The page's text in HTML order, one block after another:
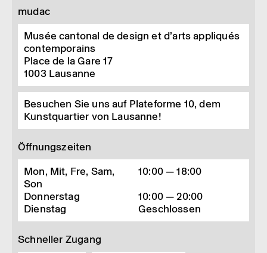
mudac
Musée cantonal de design et d’arts appliqués
contemporains
Place de la Gare 17
1003 Lausanne
Besuchen Sie uns auf Plateforme 10, dem
Kunstquartier von Lausanne!
Öffnungszeiten
Mon, Mit, Fre, Sam,
Son
10:00 — 18:00
Donnerstag
10:00 — 20:00
Dienstag
Geschlossen
Schneller Zugang